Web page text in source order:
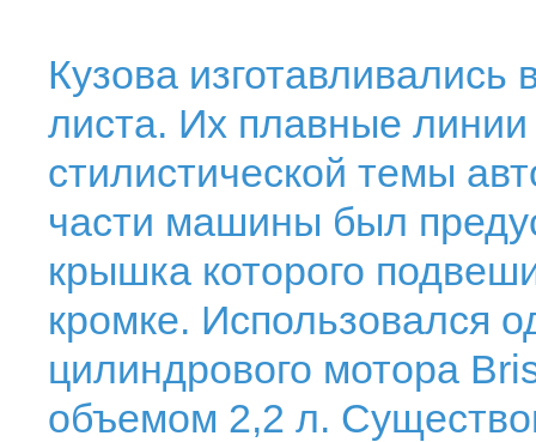
Кузова
листа. Их плавные
стилистической темы
части машины был
крышка которого
кромке. Использовался
цилиндрового мотора
объемом 2,2 л.